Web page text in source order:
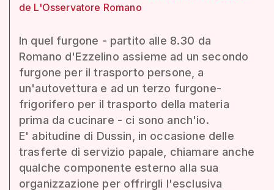
de L'Osservatore Romano
In quel furgone - partito alle 8.30 da
Romano d'Ezzelino assieme ad un secondo
furgone per il trasporto persone, a
un'autovettura e ad un terzo furgone-
frigorifero per il trasporto della materia
prima da cucinare - ci sono anch'io.
E' abitudine di Dussin, in occasione delle
trasferte di servizio papale, chiamare anche
qualche componente esterno alla sua
organizzazione per offrirgli l'esclusiva